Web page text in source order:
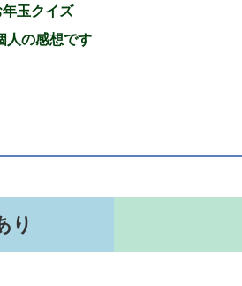
玉クイズ
の感想です
り